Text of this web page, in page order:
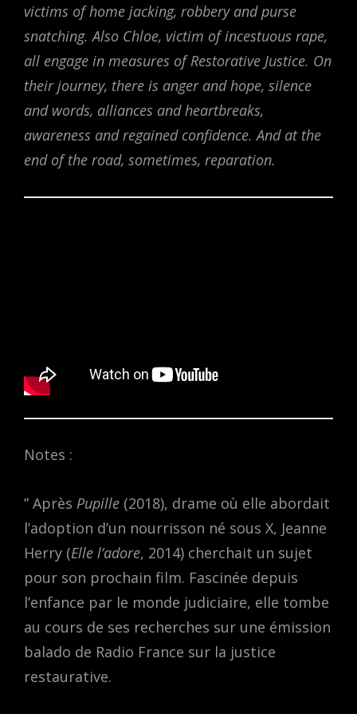
victims of home jacking, robbery and purse
snatching. Also Chloe, victim of incestuous rape,
all engage in measures of Restorative Justice. On
their journey, there is anger and hope, silence
and words, alliances and heartbreaks,
awareness and regained confidence. And at the
end of the road, sometimes, reparation.
Notes :
” Après Pupille (2018), drame où elle abordait
l’adoption d’un nourrisson né sous X, Jeanne
Herry (Elle l’adore, 2014) cherchait un sujet
pour son prochain film. Fascinée depuis
l’enfance par le monde judiciaire, elle tombe
au cours de ses recherches sur une émission
balado de Radio France sur la justice
restaurative.